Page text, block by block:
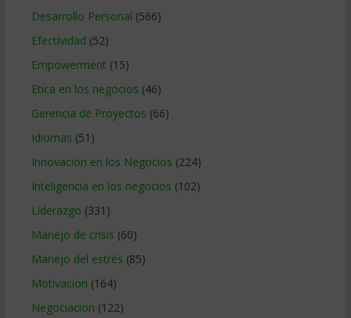
Desarrollo Personal (566)
Efectividad (52)
Empowerment (15)
Etica en los negocios (46)
Gerencia de Proyectos (66)
Idiomas (51)
Innovacion en los Negocios (224)
Inteligencia en los negocios (102)
Liderazgo (331)
Manejo de crisis (60)
Manejo del estrés (85)
Motivacion (164)
Negociacion (122)